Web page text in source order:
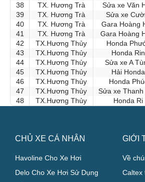
38
TX. Hương Trà Sửa xe Văn
39
TX. Hương Trà Sửa xe
40
TX. Hương Trà Gara Hoàng
41
TX. Hương Trà Gara Hoàng
42
TX.Hương Thủy Honda
43
TX.Hương Thủy Honda Rin
44
TX.Hương Thủy Sửa xe A
45
TX.Hương Thủy Hải Honda
46
TX.Hương Thủy Honda
47
TX.Hương Thủy Sửa xe Thanh
48
TX.Hương Thủy Honda Ri
CHỦ XE CÁ NHÂN
Havoline Cho Xe Hơi
Delo Cho Xe Hơi Sử Dụng
GIỚI
Về
Caltex